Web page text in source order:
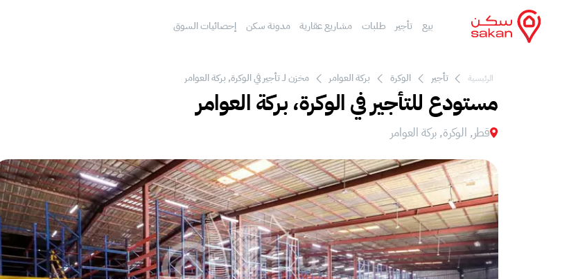
بيع تأجير طلبات مشاريع عقارية مدونة سكن إحصائيات السوق
الرئيسية تأجير الوكرة بركة العوامر‎ مخزن لـ تأجير في الوكرة, بركة العوامر‎
مستودع للتأجير في الوكرة، بركة العوامر‎
قطر, الوكرة, بركة العوامر‎